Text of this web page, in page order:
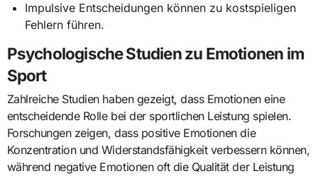
Impulsive Entscheidungen können zu kostspieligen
Fehlern führen.
Psychologische Studien zu Emotionen im
Sport
Zahlreiche Studien haben gezeigt, dass Emotionen eine
entscheidende Rolle bei der sportlichen Leistung spielen.
Forschungen zeigen, dass positive Emotionen die
Konzentration und Widerstandsfähigkeit verbessern können,
während negative Emotionen oft die Qualität der Leistung